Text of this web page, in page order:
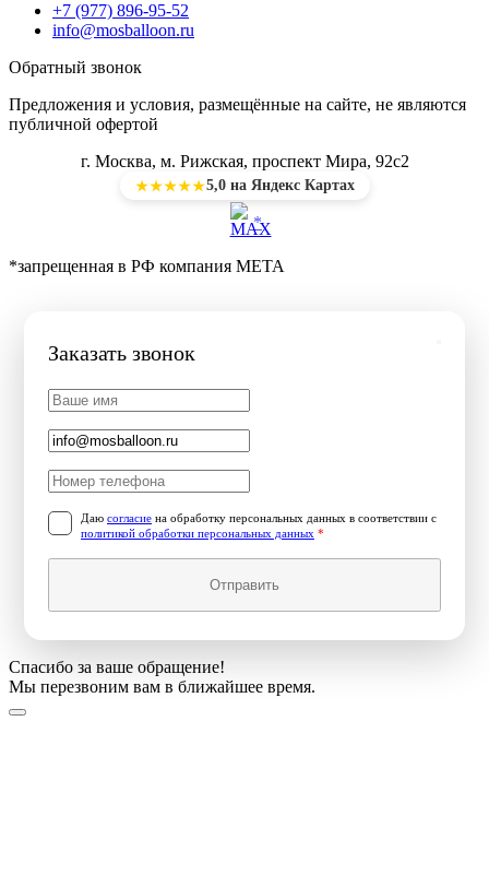
+7 (977) 896-95-52
info@mosballoon.ru
Обратный звонок
Предложения и условия, размещённые на сайте, не являются
публичной офертой
г. Москва, м. Рижская, проспект Мира, 92с2
★★★★★5,0 на Яндекс Картах
*
*запрещенная в РФ компания МЕТА
Заказать звонок
Даю согласие на обработку персональных данных в соответствии с
политикой обработки персональных данных *
Отправить
Спасибо за ваше обращение!
Мы перезвоним вам в ближайшее время.